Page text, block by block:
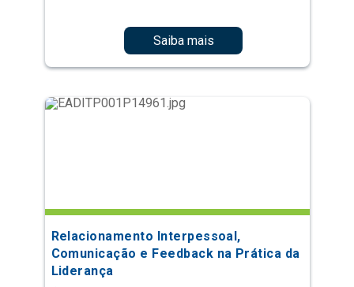
Saiba mais
Relacionamento Interpessoal,
Comunicação e Feedback na Prática da
Liderança